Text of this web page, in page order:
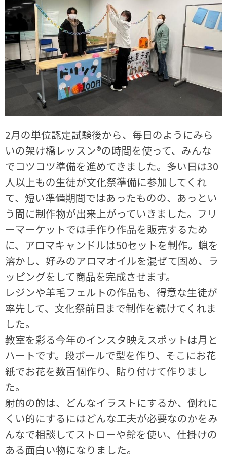
2月の単位認定試験後から、毎日のようにみら
いの架け橋レッスン®の時間を使って、みんな
でコツコツ準備を進めてきました。多い日は30
人以上もの生徒が文化祭準備に参加してくれ
て、短い準備期間ではあったものの、あっとい
う間に制作物が出来上がっていきました。フリ
ーマーケットでは手作り作品を販売するため
に、アロマキャンドルは50セットを制作。蝋を
溶かし、好みのアロマオイルを混ぜて固め、ラ
ッピングをして商品を完成させます。
レジンや羊毛フェルトの作品も、得意な生徒が
率先して、文化祭前日まで制作を続けてくれま
した。
教室を彩る今年のインスタ映えスポットは月と
ハートです。段ボールで型を作り、そこにお花
紙でお花を数百個作り、貼り付けて作りまし
た。
射的の的は、どんなイラストにするか、倒れに
くい的にするにはどんな工夫が必要なのかをみ
んなで相談してストローや鈴を使い、仕掛けの
ある面白い物になりました。